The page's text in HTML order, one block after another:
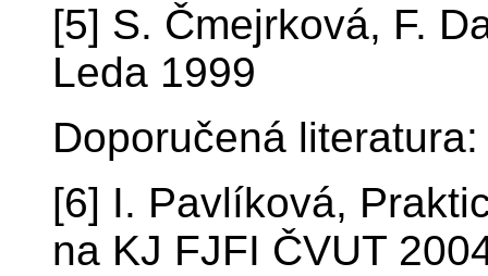
[5] S. Čmejrková, F.
Leda 1999
Doporučená literatura:
[6] I. Pavlíková,
na KJ FJFI ČVUT